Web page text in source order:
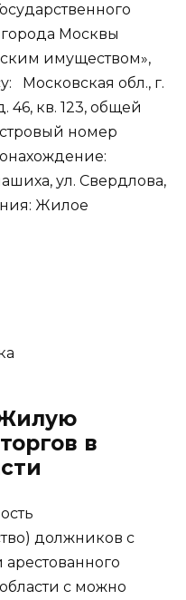
Москвы
имуществом»,
Московская обл., г.
46, кв. 123, общей
номер
ул. Свердлова,
Жилое
в
должников с
арестованного
с можно